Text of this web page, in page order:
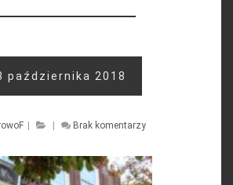
października 2018
Brak komentarzy